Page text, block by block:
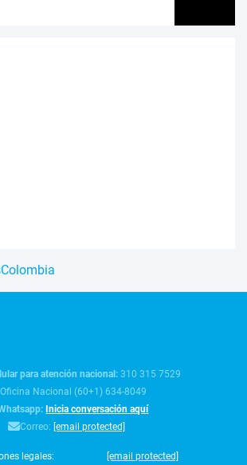
para atención nacional:310 315 7529
Oficina Nacional (60+1) 634-8049
Inicia conversación aquí
Correo: [email protected]
legales: [email protected]